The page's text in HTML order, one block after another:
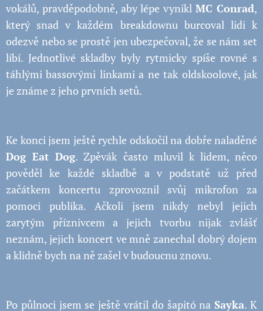
vokálů, pravděpodobně, aby lépe vyniklMC Conrad,
který snad v každém breakdownu burcoval lidi k
odezvě nebo se prostě jen ubezpečoval, že se nám set
líbí. Jednotlivé skladby byly rytmicky spíše rovné s
táhlými bassovými linkami a ne tak oldskoolové, jak
je známe z jeho prvních setů.
Ke konci jsem ještě rychle odskočil na dobře naladěné
Dog Eat Dog. Zpěvák často mluvil k lidem, něco
pověděl ke každé skladbě a v podstatě už před
začátkem koncertu zprovoznil svůj mikrofon za
pomoci publika. Ačkoli jsem nikdy nebyl jejich
zarytým příznivcem a jejich tvorbu nijak zvlášť
neznám, jejich koncert ve mně zanechal dobrý dojem
a klidně bych na ně zašel v budoucnu znovu.
Po půlnoci jsem se ještě vrátil do šapitó na Sayka. K